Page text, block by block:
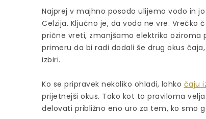
Najprej v majhno posodo ulijemo vodo in
Celzija. Ključno je, da voda ne vre. Vrečko
prične vreti, zmanjšamo elektriko oziroma
primeru da bi radi dodali še drug okus
izbiri.
Ko se pripravek nekoliko ohladi, lahko čaju
prijetnejši okus. Tako kot to praviloma
delovati približno eno uro za tem, ko smo